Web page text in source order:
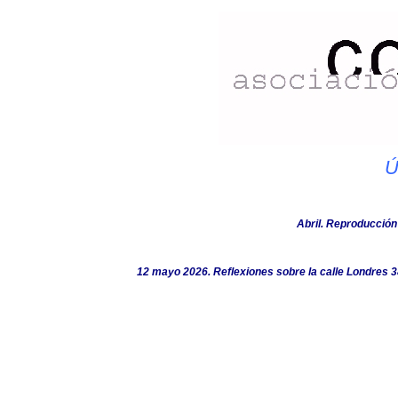
Abril.
12 mayo 2026. Reflexiones sobre la calle Londres